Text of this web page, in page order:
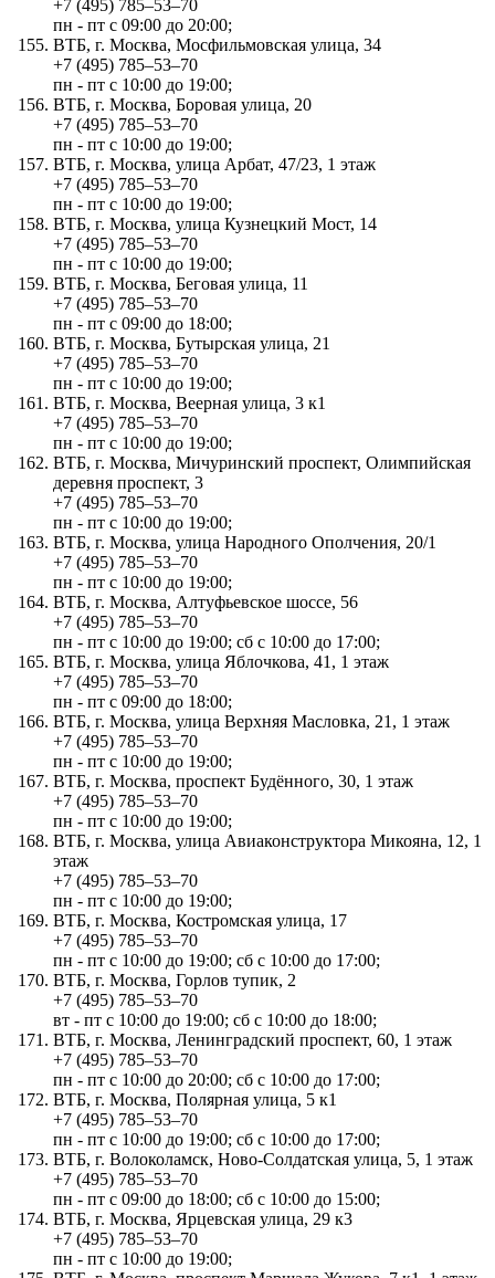
+7 (495) 785‒53‒70
пн - пт с 09:00 до 20:00;
ВТБ, г. Москва, Мосфильмовская улица, 34
+7 (495) 785‒53‒70
пн - пт с 10:00 до 19:00;
ВТБ, г. Москва, Боровая улица, 20
+7 (495) 785‒53‒70
пн - пт с 10:00 до 19:00;
ВТБ, г. Москва, улица Арбат, 47/23, 1 этаж
+7 (495) 785‒53‒70
пн - пт с 10:00 до 19:00;
ВТБ, г. Москва, улица Кузнецкий Мост, 14
+7 (495) 785‒53‒70
пн - пт с 10:00 до 19:00;
ВТБ, г. Москва, Беговая улица, 11
+7 (495) 785‒53‒70
пн - пт с 09:00 до 18:00;
ВТБ, г. Москва, Бутырская улица, 21
+7 (495) 785‒53‒70
пн - пт с 10:00 до 19:00;
ВТБ, г. Москва, Веерная улица, 3 к1
+7 (495) 785‒53‒70
пн - пт с 10:00 до 19:00;
ВТБ, г. Москва, Мичуринский проспект, Олимпийская
деревня проспект, 3
+7 (495) 785‒53‒70
пн - пт с 10:00 до 19:00;
ВТБ, г. Москва, улица Народного Ополчения, 20/1
+7 (495) 785‒53‒70
пн - пт с 10:00 до 19:00;
ВТБ, г. Москва, Алтуфьевское шоссе, 56
+7 (495) 785‒53‒70
пн - пт с 10:00 до 19:00; сб с 10:00 до 17:00;
ВТБ, г. Москва, улица Яблочкова, 41, 1 этаж
+7 (495) 785‒53‒70
пн - пт с 09:00 до 18:00;
ВТБ, г. Москва, улица Верхняя Масловка, 21, 1 этаж
+7 (495) 785‒53‒70
пн - пт с 10:00 до 19:00;
ВТБ, г. Москва, проспект Будённого, 30, 1 этаж
+7 (495) 785‒53‒70
пн - пт с 10:00 до 19:00;
ВТБ, г. Москва, улица Авиаконструктора Микояна, 12, 1
этаж
+7 (495) 785‒53‒70
пн - пт с 10:00 до 19:00;
ВТБ, г. Москва, Костромская улица, 17
+7 (495) 785‒53‒70
пн - пт с 10:00 до 19:00; сб с 10:00 до 17:00;
ВТБ, г. Москва, Горлов тупик, 2
+7 (495) 785‒53‒70
вт - пт с 10:00 до 19:00; сб с 10:00 до 18:00;
ВТБ, г. Москва, Ленинградский проспект, 60, 1 этаж
+7 (495) 785‒53‒70
пн - пт с 10:00 до 20:00; сб с 10:00 до 17:00;
ВТБ, г. Москва, Полярная улица, 5 к1
+7 (495) 785‒53‒70
пн - пт с 10:00 до 19:00; сб с 10:00 до 17:00;
ВТБ, г. Волоколамск, Ново-Солдатская улица, 5, 1 этаж
+7 (495) 785‒53‒70
пн - пт с 09:00 до 18:00; сб с 10:00 до 15:00;
ВТБ, г. Москва, Ярцевская улица, 29 к3
+7 (495) 785‒53‒70
пн - пт с 10:00 до 19:00;